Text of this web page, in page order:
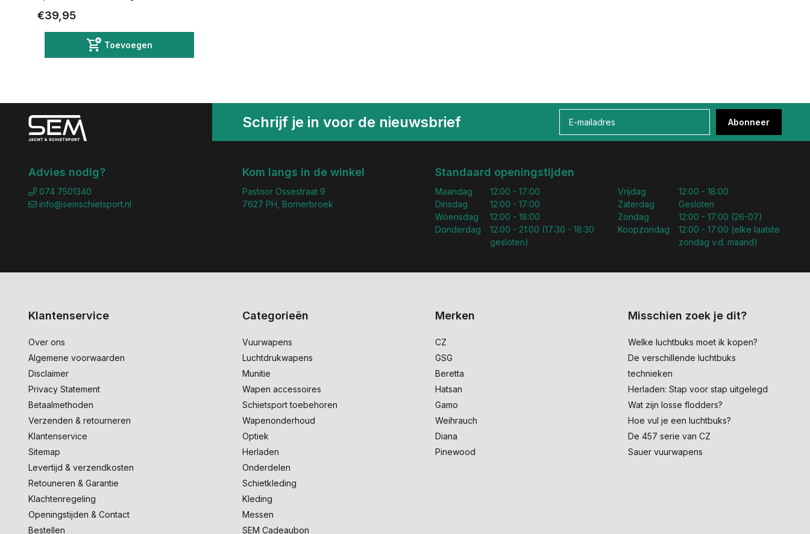
€39,95
Toevoegen
Schrijf je in voor de nieuwsbrief Abonneer
Advies nodig?
074 7501340
info@semschietsport.nl
Kom langs in de winkel
Pastoor Ossestraat 9
7627 PH, Bornerbroek
Standaard openingstijden
Maandag
Dinsdag
Woensdag
Donderdag
12:00 - 17:00
12:00 - 17:00
12:00 - 18:00
12:00 - 21:00 (17:30 - 18:30
gesloten)
Vrijdag
Zaterdag
Zondag
Koopzondag
12:00 - 18:00
Gesloten
12:00 - 17:00 (26-07)
12:00 - 17:00 (elke laatste
zondag v.d. maand)
Klantenservice
Over ons
Algemene voorwaarden
Disclaimer
Privacy Statement
Betaalmethoden
Verzenden & retourneren
Klantenservice
Sitemap
Levertijd & verzendkosten
Retouneren & Garantie
Klachtenregeling
Openingstijden & Contact
Bestellen
Categorieën
Vuurwapens
Luchtdrukwapens
Munitie
Wapen accessoires
Schietsport toebehoren
Wapenonderhoud
Optiek
Herladen
Onderdelen
Schietkleding
Kleding
Messen
SEM Cadeaubon
Merken
CZ
GSG
Beretta
Hatsan
Gamo
Weihrauch
Diana
Pinewood
Misschien zoek je dit?
Welke luchtbuks moet ik kopen?
De verschillende luchtbuks
technieken
Herladen: Stap voor stap uitgelegd
Wat zijn losse flodders?
Hoe vul je een luchtbuks?
De 457 serie van CZ
Sauer vuurwapens